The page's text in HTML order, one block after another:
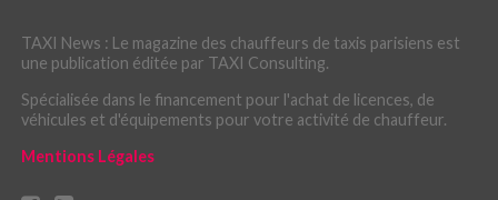
TAXI News : Le magazine des chauffeurs de taxis parisiens est
une publication éditée par TAXI Consulting.
Spécialisée dans le financement pour l'achat de licences, de
véhicules et d'équipements pour votre activité de chauffeur.
Mentions Légales